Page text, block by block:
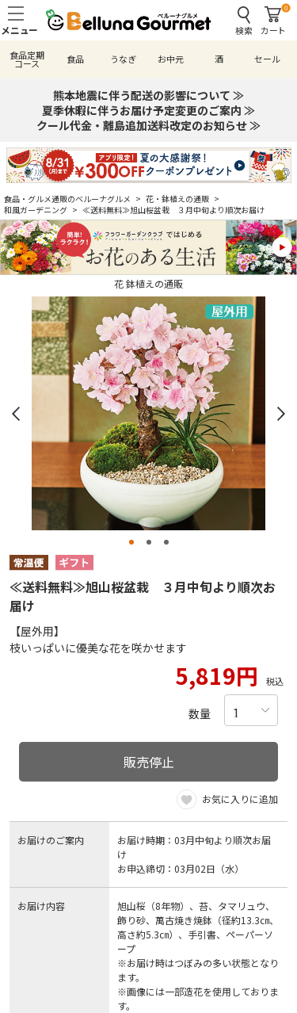
検索
0
カート
食品定期
コース 食品 うなぎ お中元 酒 セール
熊本地震に伴う配送の影響について ≫
夏季休暇に伴うお届け予定変更のご案内 ≫
クール代金・離島追加送料改定のお知らせ ≫
食品・グルメ通販のベルーナグルメ > 花・鉢植えの通販 >
和風ガーデニング > ≪送料無料≫旭山桜盆栽 ３月中旬より順次お届け
花 鉢植えの通販
≪送料無料≫旭山桜盆栽 ３月中旬より順次お
届け
【屋外用】
枝いっぱいに優美な花を咲かせます
5,819円 税込
数量
販売停止
お気に入りに追加
お届けのご案内
お届け時期：03月中旬より順次お届
け
お申込締切：03月02日（水）
お届け内容
旭山桜（8年物）、苔、タマリュウ、
飾り砂、萬古焼き焼鉢（径約13.3㎝、
高さ約5.3㎝）、手引書、ペーパーソ
ープ
※お届け時はつぼみの多い状態となり
ます。
※画像には一部造花を使用しておりま
す。